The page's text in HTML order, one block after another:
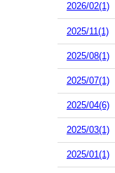
2026/02(1)
2025/11(1)
2025/08(1)
2025/07(1)
2025/04(6)
2025/03(1)
2025/01(1)